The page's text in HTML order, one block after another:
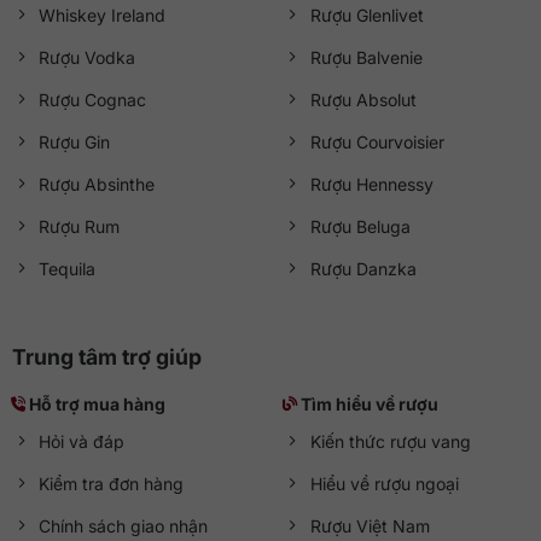
Whiskey Ireland
Rượu Vodka
Rượu Cognac
Rượu Gin
Rượu Absinthe
Rượu Rum
Tequila
Rượu Glenlivet
Rượu Balvenie
Rượu Absolut
Rượu Courvoisier
Rượu Hennessy
Rượu Beluga
Rượu Danzka
Trung tâm trợ giúp
Hỗ trợ mua hàng
Hỏi và đáp
Kiểm tra đơn hàng
Chính sách giao nhận
Tìm hiểu về rượu
Kiến thức rượu vang
Hiểu về rượu ngoại
Rượu Việt Nam